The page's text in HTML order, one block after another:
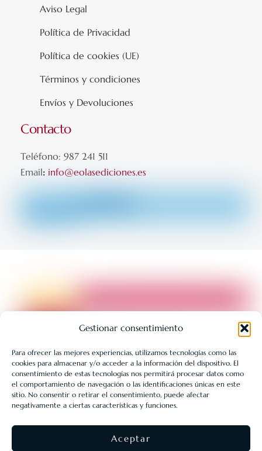
Gestionar consentimiento
Para ofrecer las mejores experiencias, utilizamos tecnologías como las
cookies para almacenar y/o acceder a la información del dispositivo. El
consentimiento de estas tecnologías nos permitirá procesar datos como
el comportamiento de navegación o las identificaciones únicas en este
sitio. No consentir o retirar el consentimiento, puede afectar
negativamente a ciertas características y funciones.
Aceptar
Aviso Legal
Política de Privacidad
Política de cookies (UE)
Términos y condiciones
Envíos y Devoluciones
Contacto
Teléfono: 987 241 511
Email: info@eolasediciones.es
LIBRERÍA UNIVERSITARIA LEÓN 1980 SLL ha sido beneficiaria
de Fondos Europeos, cuyo objetivo es la mejora de la
competitividad de las PYMES, y gracias al cual ha puesto en
marcha un Plan de Acción con el objetivo de reforzar la
digitalización y la competitividad de las pymes durante el año
2025. Para ello ha contado con el apoyo del Programa Pyme